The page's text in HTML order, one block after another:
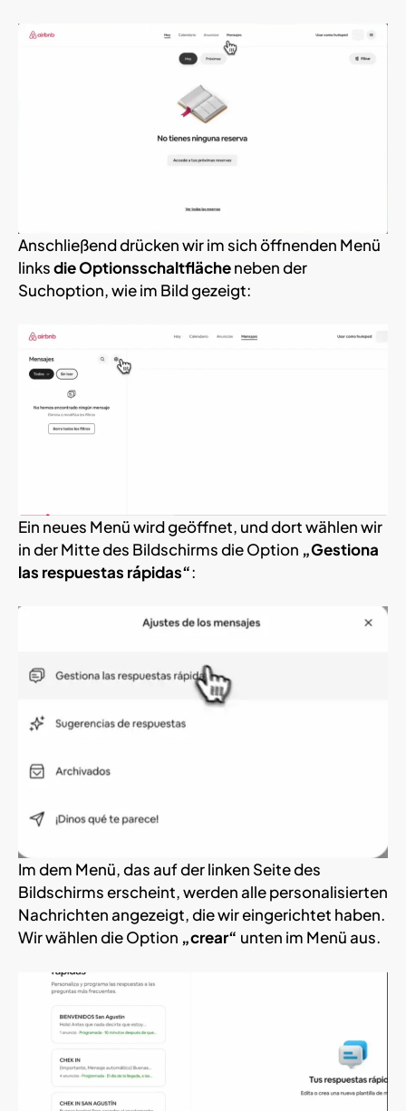
Anschließend drücken wir im sich öffnenden Menü
linksdie Optionsschaltflächeneben der
Suchoption, wie im Bild gezeigt:
Ein neues Menü wird geöffnet, und dort wählen wir
in der Mitte des Bildschirms die Option „Gestiona
las respuestas rápidas“:
Im dem Menü, das auf der linken Seite des
Bildschirms erscheint, werden alle personalisierten
Nachrichten angezeigt, die wir eingerichtet haben.
Wir wählen die Option „crear“ unten im Menü aus.